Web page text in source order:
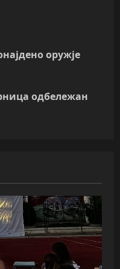
оружје
одбележан